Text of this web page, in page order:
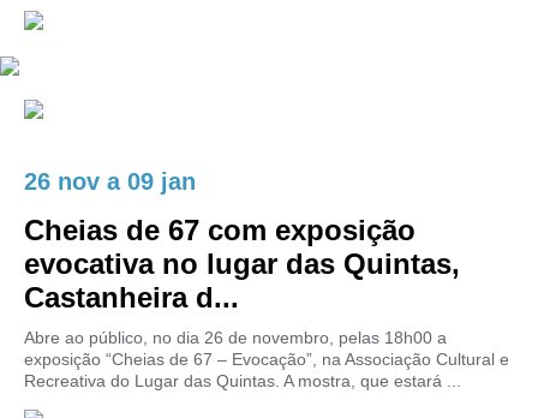
26 nov a09 jan
Cheias de 67 com exposição
evocativa no lugar das Quintas,
Castanheira d...
Abre ao público, no dia 26 de novembro, pelas 18h00 a
exposição “Cheias de 67 – Evocação”, na Associação Cultural e
Recreativa do Lugar das Quintas. A mostra, que estará ...